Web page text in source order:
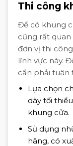
Thi công
Để có khung
cũng rất quan
đơn vị thi
lĩnh vực này.
cần phải tuân
Lựa chọn
dày tối
khung cửa.
Sử dụng
hãng, có